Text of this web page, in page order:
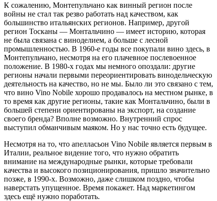
К сожалению, Монтепульчано как винный регион после
войны не стал так резво работать над качеством, как
большинство итальянских регионов. Например, другой
регион Тосканы — Монтальчино — имеет историю, которая
не была связана с виноделием, а больше с лесной
промышленностью. В 1960-е годы все покупали вино здесь, в
Монтепульчано, несмотря на его плачевное послевоенное
положение. В 1980-х годах мы немного опоздали: другие
регионы начали первыми переориентировать винодельческую
деятельность на качество, но не мы. Было ли это связано с тем,
что вино Vino Nobile хорошо продавалось на местном рынке, в
то время как другие регионы, такие как Монтальчино, были в
большей степени ориентированы на экспорт, на создание
своего бренда? Вполне возможно. Внутренний спрос
выступил обманчивым маяком. Но у нас точно есть будущее.
Несмотря на то, что апелласьон Vino Nobile является первым в
Италии, реальное видение того, что нужно обратить
внимание на международные рынки, которые требовали
качества и высокого позиционирования, пришло значительно
позже, в 1990-х. Возможно, даже слишком поздно, чтобы
наверстать упущенное. Время покажет. Над маркетингом
здесь ещё нужно поработать.